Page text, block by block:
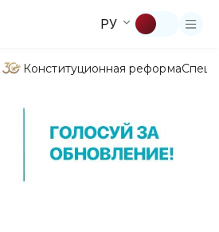
РУ
Конституционная реформа